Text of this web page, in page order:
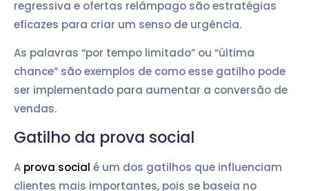
regressiva e ofertas relâmpago são estratégias
eficazes para criar um senso de urgência.
As palavras “por tempo limitado” ou “última
chance” são exemplos de como esse gatilho pode
ser implementado para aumentar a conversão de
vendas.
Gatilho da prova social
A prova social é um dos gatilhos que influenciam
clientes mais importantes, pois se baseia no